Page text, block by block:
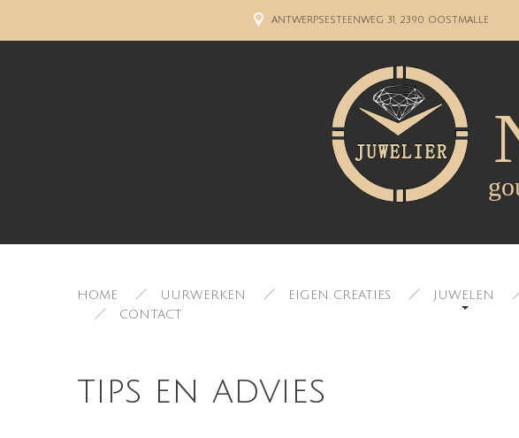
ANTWERPSESTEENWEG 31, 2390 OOSTMALLE
HOME UURWERKEN EIGEN CREATIES JUWELEN
CONTACT
tips en advies